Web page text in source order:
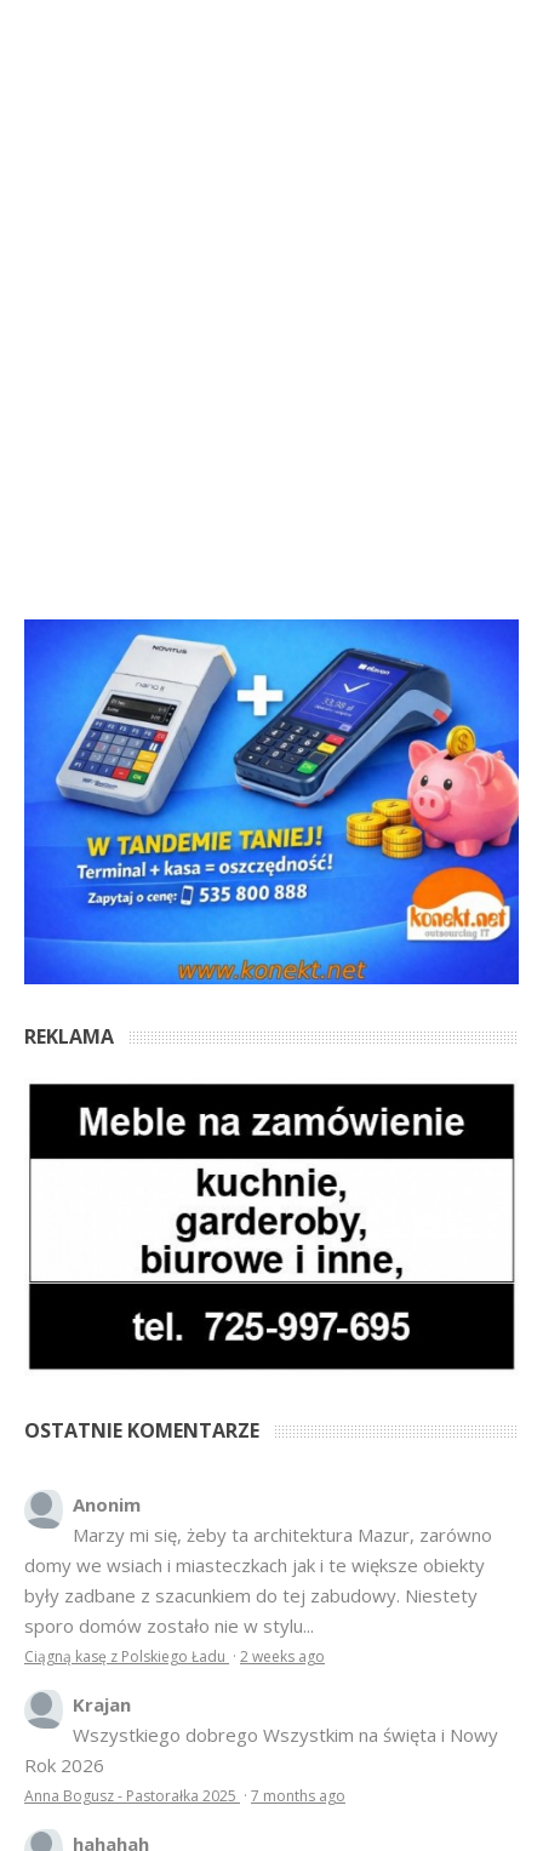
REKLAMA
OSTATNIE KOMENTARZE
Anonim
Marzy mi się, żeby ta architektura Mazur, zarówno
domy we wsiach i miasteczkach jak i te większe obiekty
były zadbane z szacunkiem do tej zabudowy. Niestety
sporo domów zostało nie w stylu...
Ciągną kasę z Polskiego Ładu · 2 weeks ago
Krajan
Wszystkiego dobrego Wszystkim na święta i Nowy
Rok 2026
Anna Bogusz - Pastorałka 2025 · 7 months ago
hahahah